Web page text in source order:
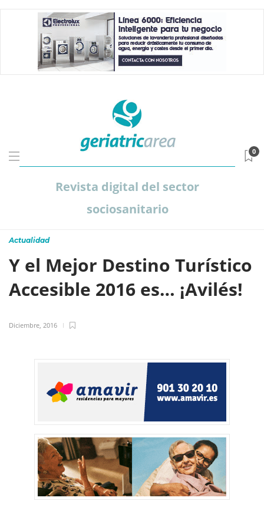
Revista digital del sector
sociosanitario
0
Actualidad
Y el Mejor Destino Turístico
Accesible 2016 es… ¡Avilés!
Diciembre, 2016